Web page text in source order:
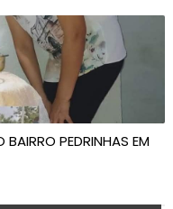
PEDRINHAS EM